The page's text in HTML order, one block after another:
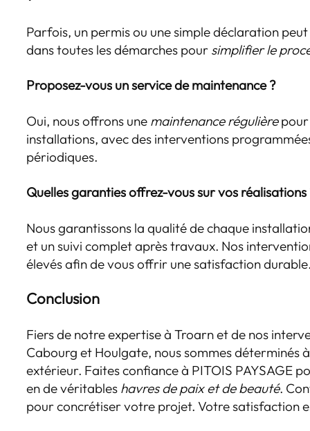
Parfois, un permis ou une simple déclaration
dans toutes les démarches pour simplifier le
Proposez-vous un service de maintenance ?
Oui, nous offrons une maintenance régulièrepour
installations, avec des interventions
périodiques.
Quelles garanties offrez-vous sur vos réalisations
Nous garantissons la qualité de chaque
et un suivi complet après travaux. Nos
élevés afin de vous offrir une satisfaction
Conclusion
Fiers de notre expertise à Troarn et de nos
Cabourg et Houlgate, nous sommes déterminés
extérieur. Faites confiance à PITOIS PAYSAGE
en de véritables havres de paix et de beauté.
pour concrétiser votre projet. Votre satisfaction